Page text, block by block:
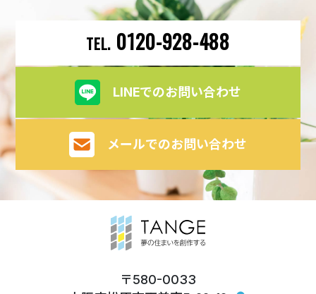
0120-928-488
LINEでのお問い合わせ
メールでのお問い合わせ
580-0033